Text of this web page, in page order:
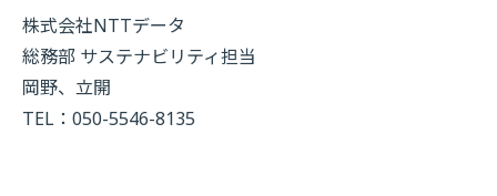
株式会社NTTデータ
総務部 サステナビリティ担当
岡野、立開
TEL：050-5546-8135